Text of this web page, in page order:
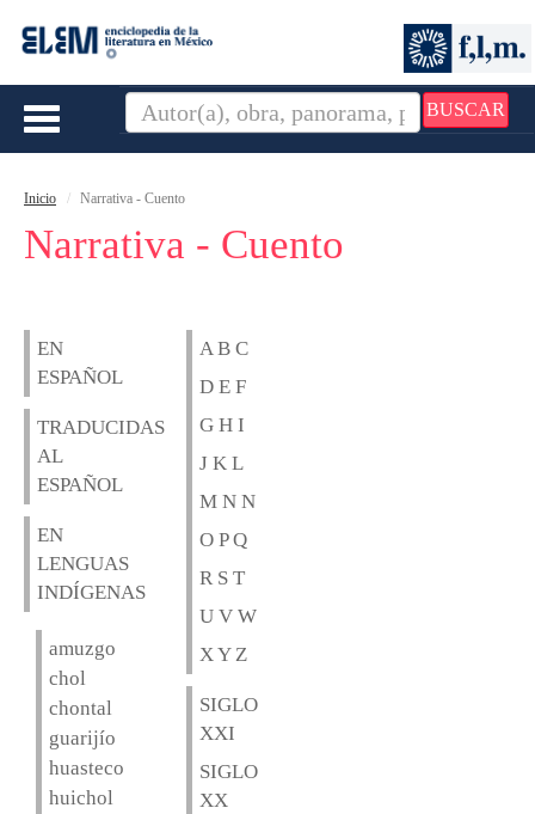
BUSCAR
Toggle
Inicio Narrativa - Cuento
Narrativa - Cuento
EN
ESPAÑOL
TRADUCIDAS
AL
ESPAÑOL
EN
LENGUAS
INDÍGENAS
amuzgo
chol
chontal
guarijío
huasteco
huichol
A B C
D E F
G H I
J K L
M N N
O P Q
R S T
U V W
X Y Z
SIGLO
XXI
SIGLO
XX